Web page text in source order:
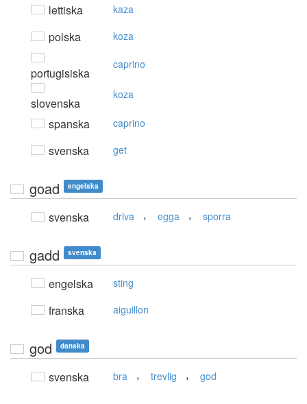
lettiska kaza
polska koza
portugisiska
caprino
slovenska
koza
spanska caprino
svenska get
goad engelska
svenska driva , egga , sporra
gadd svenska
engelska sting
franska aiguillon
god danska
svenska bra , trevlig , god